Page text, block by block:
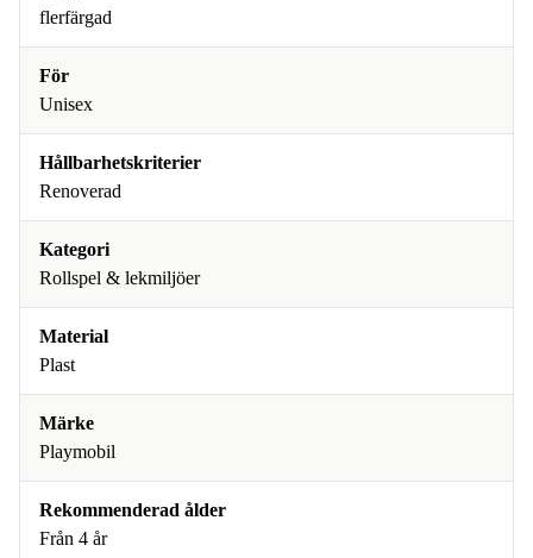
flerfärgad
För
Unisex
Hållbarhetskriterier
Renoverad
Kategori
Rollspel & lekmiljöer
Material
Plast
Märke
Playmobil
Rekommenderad ålder
Från 4 år